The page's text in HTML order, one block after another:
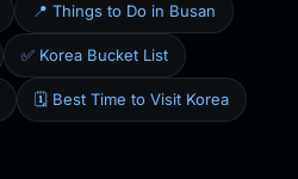
📍 Things to Do in Busan
✅ Korea Bucket List
🗓️ Best Time to Visit Korea